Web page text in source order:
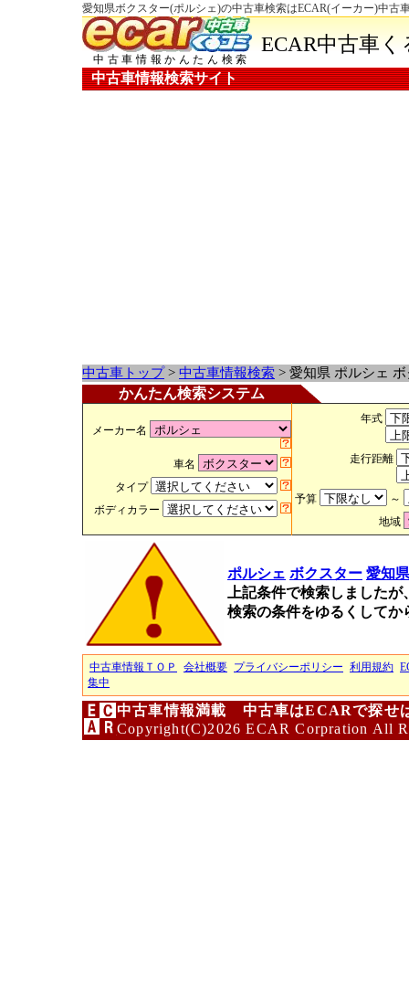
愛知県ボクスター(ポルシェ)の中古車検索はECAR(イーカー)中古
中古車情報かんたん検索
ECAR中古車
中古車情報検索サイト
中古車トップ> 中古車情報検索 > 愛知県 ポルシェ
かんたん検索システム
メーカー名
車名
タイプ
ボディカラー
年式
走行距離
予算
～
地域
ポルシェ ボクスター 愛知県
上記条件で検索しました
検索の条件をゆるくして
中古車情報ＴＯＰ 会社概要 プライバシーポリシー 利用規約
集中
中古車情報満載 中古車はECARで探せ
Copyright(C)2026 ECAR Corpration All